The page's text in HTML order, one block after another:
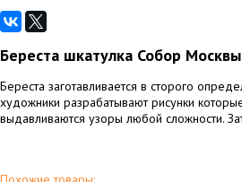
Береста шкатулка Собор Москвы
Береста заготавливается в сторого
художники разрабатывают рисунки
выдавливаются узоры любой сложности.